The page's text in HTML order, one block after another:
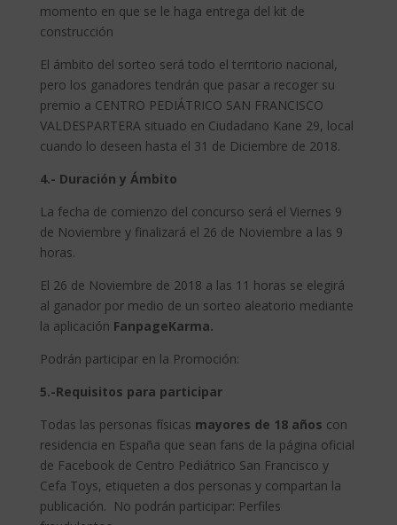
momento en que se le haga entrega del kit de
construcción
El ámbito del sorteo será todo el territorio nacional,
pero los ganadores tendrán que pasar a recoger su
premio a CENTRO PEDIÁTRICO SAN FRANCISCO
VALDESPARTERA situado en Ciudadano Kane 29, local
cuando lo deseen hasta el 31 de Diciembre de 2018.
4.- Duración y Ámbito
La fecha de comienzo del concurso será el Viernes 9
de Noviembre y finalizará el 26 de Noviembre a las 9
horas.
El 26 de Noviembre de 2018 a las 11 horas se elegirá
al ganador por medio de un sorteo aleatorio mediante
la aplicación FanpageKarma.
Podrán participar en la Promoción:
5.-Requisitos para participar
Todas las personas físicas mayores de 18 años con
residencia en España que sean fans de la página oficial
de Facebook de Centro Pediátrico San Francisco y
Cefa Toys, etiqueten a dos personas y compartan la
publicación. No podrán participar: Perfiles